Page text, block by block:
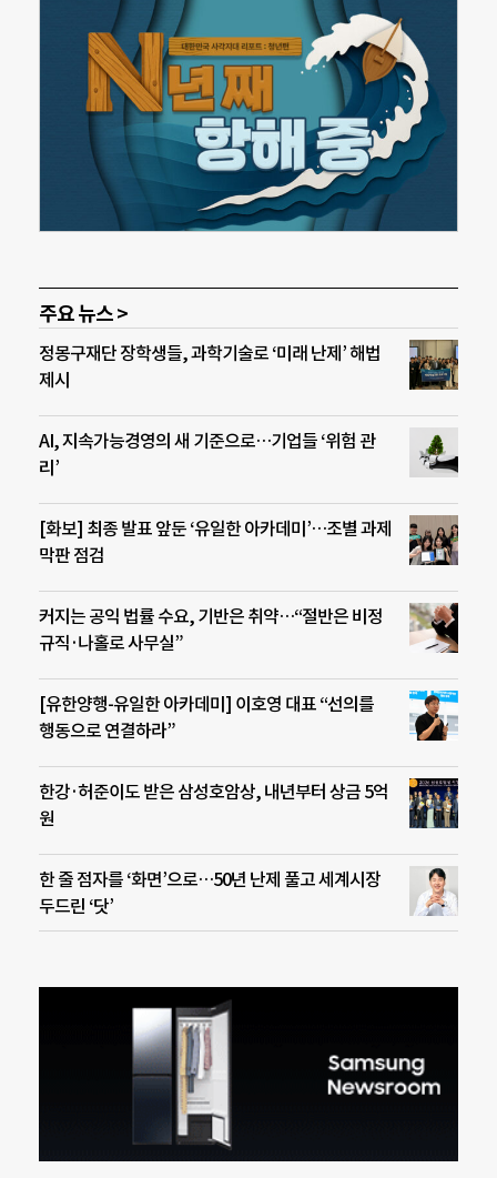
주요 뉴스 >
정몽구재단 장학생들, 과학기술로 ‘미래 난제’ 해법
제시
AI, 지속가능경영의 새 기준으로…기업들 ‘위험 관
리’
[화보] 최종 발표 앞둔 ‘유일한 아카데미’…조별 과제
막판 점검
커지는 공익 법률 수요, 기반은 취약…“절반은 비정
규직·나홀로 사무실”
[유한양행-유일한 아카데미] 이호영 대표 “선의를
행동으로 연결하라”
한강·허준이도 받은 삼성호암상, 내년부터 상금 5억
원
한 줄 점자를 ‘화면’으로…50년 난제 풀고 세계시장
두드린 ‘닷’